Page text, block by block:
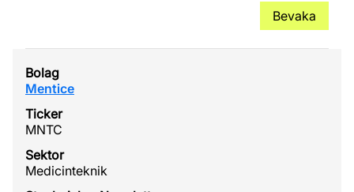
Bevaka
Mentice
MNTC
Medicinteknik